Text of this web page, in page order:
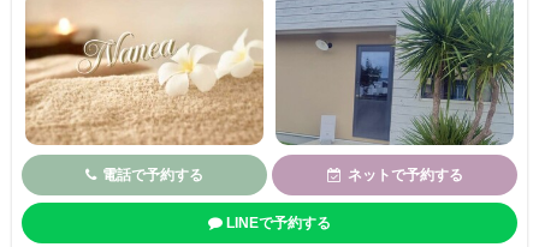
電話で予約する ネットで予約する
LINEで予約する